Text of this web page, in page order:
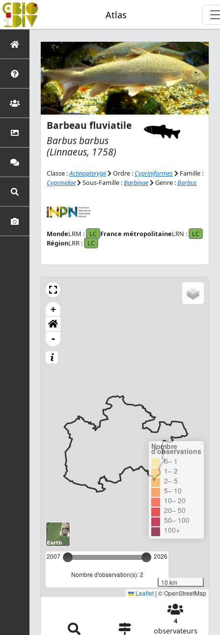
Atlas
Barbeau fluviatile
Barbus barbus
(Linnaeus, 1758)
Classe :Actinopterygii Ordre : Cypriniformes
Famille :
Cyprinidae
Sous-Famille :Barbinae Genre :Barbus
MondeLRM : LC France métropolitaineLRN :
LC
RégionLRR : LC
+
-
2007 2026
Nombre d'observation(s): 2
Nombre
d'observations
0– 1
1– 2
2– 5
5– 10
10– 20
20– 50
50– 100
100+
10 km
Leaflet | © OpenStreetMap
4
observateurs